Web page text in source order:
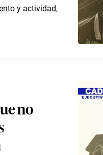
y actividad,
no